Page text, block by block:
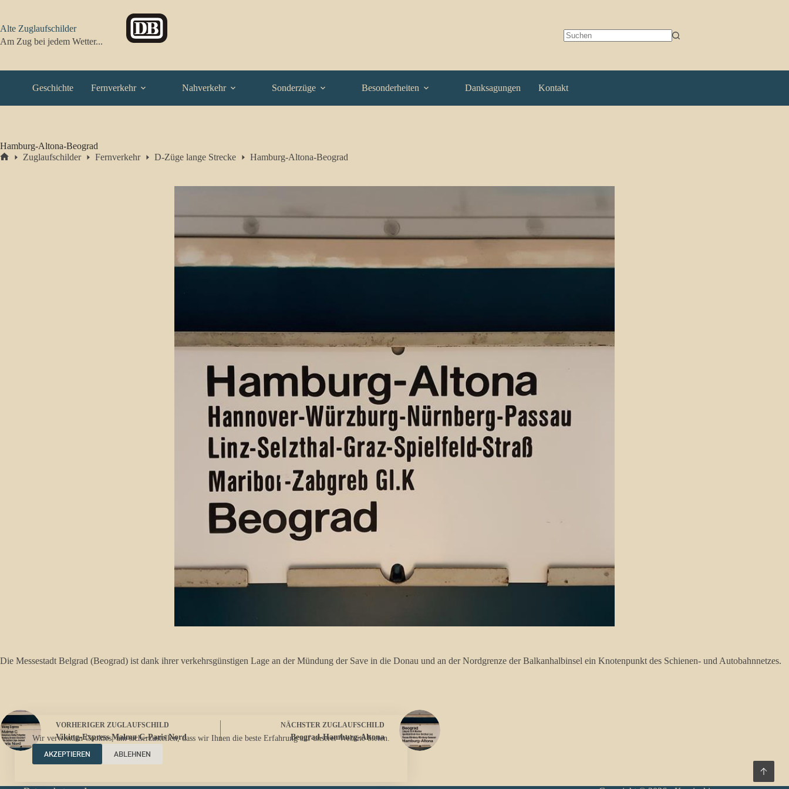
springen
Wir verwenden Cookies, um sicherzustellen, dass wir Ihnen die beste Erfahrung auf unserer Website bieten.
AKZEPTIEREN
ABLEHNEN
Alte Zuglaufschilder
Am Zug bei jedem Wetter...
Geschichte Fernverkehr Nahverkehr Sonderzüge Besonderheiten Danksagungen Kontakt
Hamburg-Altona-Beograd
Zuglaufschilder Fernverkehr D-Züge lange Strecke Hamburg-Altona-Beograd
Die Messestadt Belgrad (Beograd) ist dank ihrer verkehrsgünstigen Lage an der Mündung der Save in die Donau und an der Nordgrenze der Balkanhalbinsel ein Knotenpunkt des Schienen- und Autobahnnetzes.
VORHERIGER ZUGLAUFSCHILD
Viking-Express Malmø C-Paris Nord
NÄCHSTER ZUGLAUFSCHILD
Beograd-Hamburg-Altona